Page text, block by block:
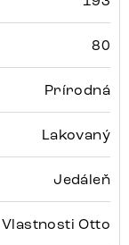
80
Prírodná
Lakovaný
Jedáleň
Vlastnosti Otto